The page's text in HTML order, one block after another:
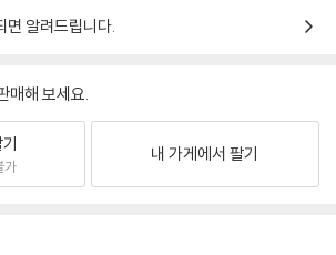
면 알려드립니다.
매해 보세요.
가
내 가게에서 팔기